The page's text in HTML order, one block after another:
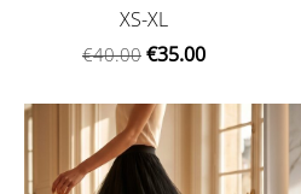
XS-XL
€40.00 €35.00